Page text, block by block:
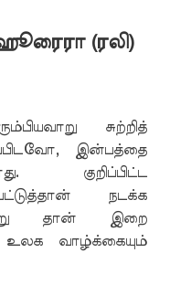
(ரலி)
சுற்றித்
இன்பத்தை
குறிப்பிட்ட
நடக்க
தான் இறை
உலக வாழ்க்கையும்